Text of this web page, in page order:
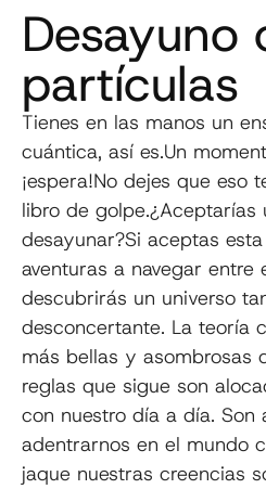
Desayuno
partículas
Tienes en las manos un
cuántica, así es.Un
¡espera!No dejes que eso
libro de golpe.¿Aceptarías
desayunar?Si aceptas
aventuras a navegar entre
descubrirás un universo
desconcertante. La teoría
más bellas y asombrosas
reglas que sigue son
con nuestro día a día. Son
adentrarnos en el mundo
jaque nuestras creencias